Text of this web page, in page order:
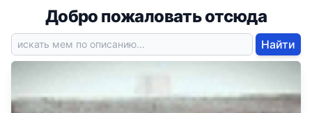
Добро пожаловать отсюда
Найти